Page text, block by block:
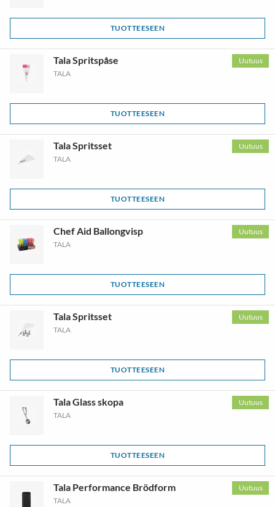
TUOTTEESEEN
Uutuus
Tala Spritspåse
TALA
TUOTTEESEEN
Uutuus
Tala Spritsset
TALA
TUOTTEESEEN
Uutuus
Chef Aid Ballongvisp
TALA
TUOTTEESEEN
Uutuus
Tala Spritsset
TALA
TUOTTEESEEN
Uutuus
Tala Glass skopa
TALA
TUOTTEESEEN
Uutuus
Tala Performance Brödform
TALA